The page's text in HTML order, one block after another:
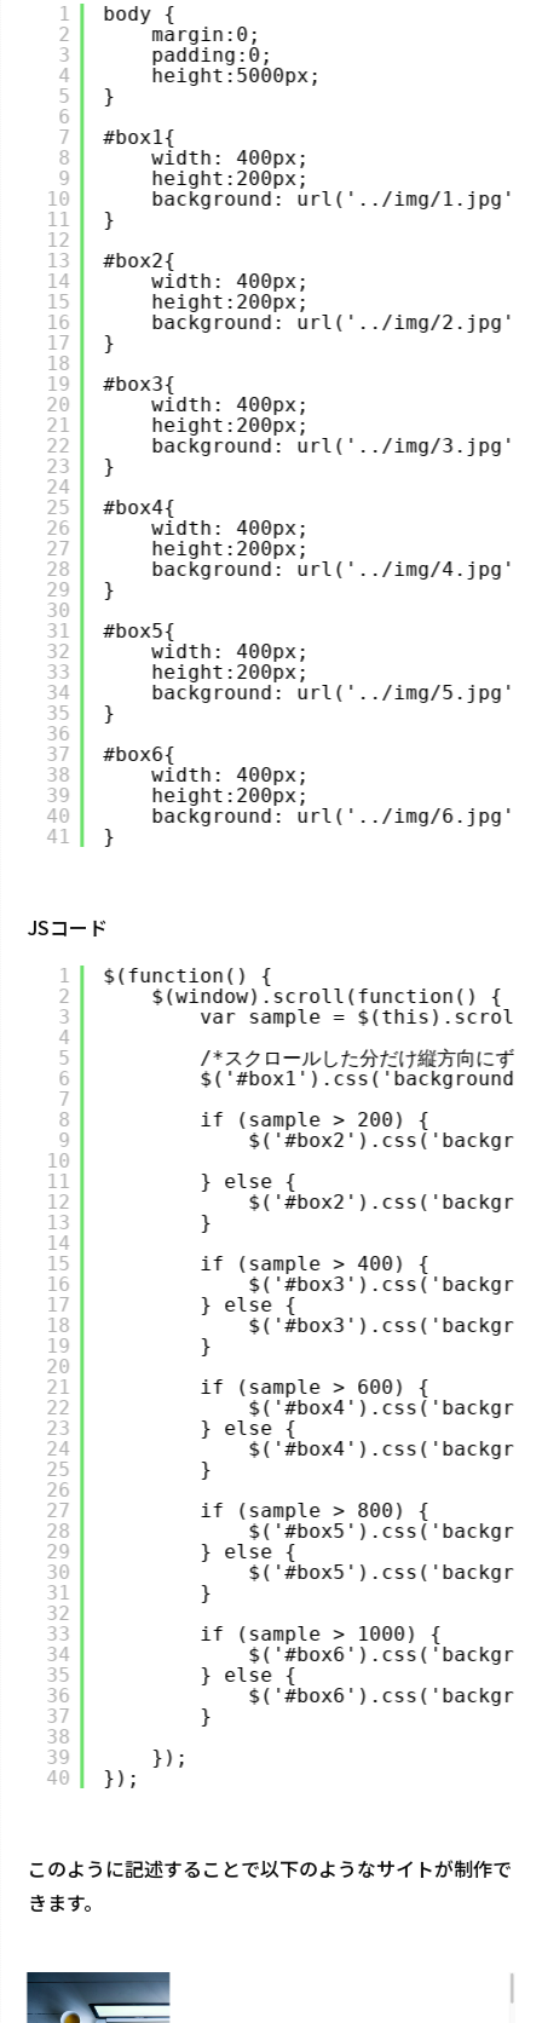
1
2
3
4
5
6
7
8
9
10
11
12
13
14
15
16
17
18
19
20
21
22
23
24
25
26
27
28
29
30
31
32
33
34
35
36
37
38
39
40
41
body {
margin:0;
padding:0;
height:5000px;
}
#box1{
width: 400px;
height:200px;
background: url('../img/1.jpg')
}
#box2{
width: 400px;
height:200px;
background: url('../img/2.jpg')
}
#box3{
width: 400px;
height:200px;
background: url('../img/3.jpg')
}
#box4{
width: 400px;
height:200px;
background: url('../img/4.jpg')
}
#box5{
width: 400px;
height:200px;
background: url('../img/5.jpg')
}
#box6{
width: 400px;
height:200px;
background: url('../img/6.jpg')
}
JSコード
1
2
3
4
5
6
7
8
9
10
11
12
13
14
15
16
17
18
19
20
21
22
23
24
25
26
27
28
29
30
31
32
33
34
35
36
37
38
39
40
$(function() {
$(window).scroll(function() {
var sample =
/*スクロールした分だけ縦方向にず
if (sample > 200) {
} else {
}
if (sample > 400) {
} else {
}
if (sample > 600) {
} else {
}
if (sample > 800) {
} else {
}
if (sample > 1000) {
} else {
}
});
});
このように記述することで以下のようなサイトが制作で
きます。